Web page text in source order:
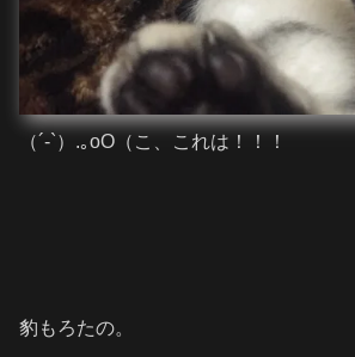
（´-`）.｡oO（こ、これは！！！
豹もろたの。